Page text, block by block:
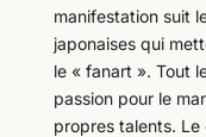
manifestation suit
japonaises qui
le « fanart ». Tout
passion pour le
propres talents. Le